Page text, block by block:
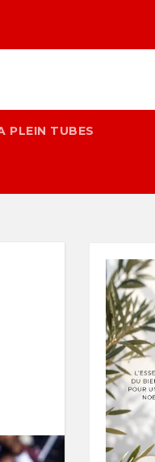
PLEIN TUBES